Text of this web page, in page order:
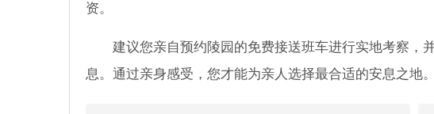
资。
建议您亲自预约陵园的免费接送班车进行实地考察，
息。通过亲身感受，您才能为亲人选择最合适的安息之地。